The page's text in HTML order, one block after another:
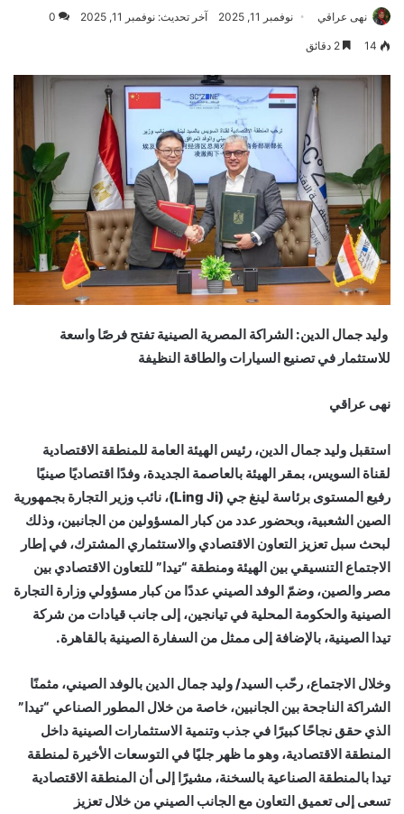
نهى عراقي نوفمبر 11, 2025 آخر تحديث: نوفمبر 11, 2025 0
14
وليد جمال الدين: الشراكة المصرية الصينية تفتح فرصًا واسعة
للاستثمار في تصنيع السيارات والطاقة النظيفة
نهى عراقي
استقبل وليد جمال الدين، رئيس الهيئة العامة للمنطقة الاقتصادية
لقناة السويس، بمقر الهيئة بالعاصمة الجديدة، وفدًا اقتصاديًا صينيًا
رفيع المستوى برئاسة لينغ جي (Ling Ji)، نائب وزير التجارة بجمهورية
الصين الشعبية، وبحضور عدد من كبار المسؤولين من الجانبين، وذلك
لبحث سبل تعزيز التعاون الاقتصادي والاستثماري المشترك، في إطار
الاجتماع التنسيقي بين الهيئة ومنطقة “تيدا” للتعاون الاقتصادي بين
مصر والصين، وضمّ الوفد الصيني عددًا من كبار مسؤولي وزارة التجارة
الصينية والحكومة المحلية في تيانجين، إلى جانب قيادات من شركة
تيدا الصينية، بالإضافة إلى ممثل من السفارة الصينية بالقاهرة.
وخلال الاجتماع، رحّب السيد/ وليد جمال الدين بالوفد الصيني، مثمنًا
الشراكة الناجحة بين الجانبين، خاصة من خلال المطور الصناعي “تيدا”
الذي حقق نجاحًا كبيرًا في جذب وتنمية الاستثمارات الصينية داخل
المنطقة الاقتصادية، وهو ما ظهر جليًا في التوسعات الأخيرة لمنطقة
تيدا بالمنطقة الصناعية بالسخنة، مشيرًا إلى أن المنطقة الاقتصادية
تسعى إلى تعميق التعاون مع الجانب الصيني من خلال تعزيز